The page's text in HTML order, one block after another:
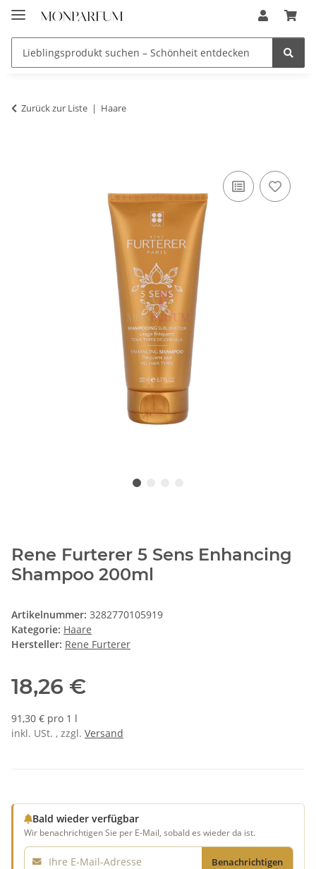
Zurück zur Liste Haare
Rene Furterer 5 Sens Enhancing
Shampoo 200ml
Artikelnummer: 3282770105919
Kategorie: Haare
Hersteller: Rene Furterer
18,26 €
91,30 € pro 1 l
inkl. USt. , zzgl. Versand
Bald wieder verfügbar
Wir benachrichtigen Sie per E-Mail, sobald es wieder da ist.
E-Mail
Benachrichtigen